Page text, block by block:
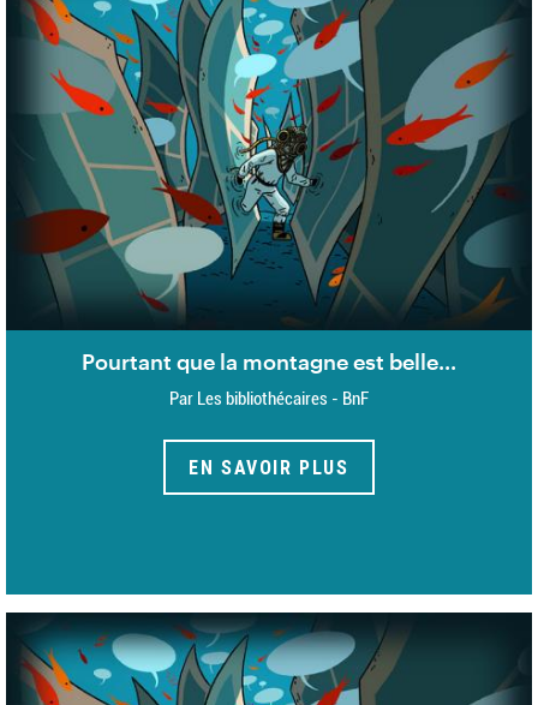
Pourtant que la montagne est belle...
Par Les bibliothécaires - BnF
EN SAVOIR PLUS